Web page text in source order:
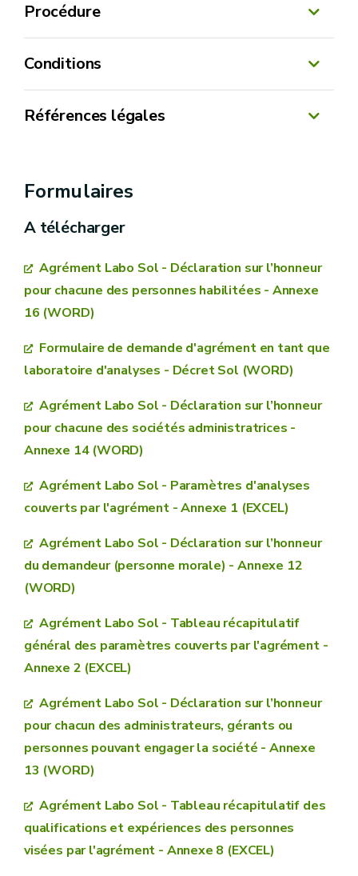
Procédure
La demande d’agrément
solsse fait en deux étapes:
La demande d'agrément
ENQUETE TECHNIQUE DE L’ISSEP
1. Demande d’enquête
C heck-list des annexes au formulaire
pour l'enquête technique de l'ISSeP
documents techniques demandés par
techniques à fournir à l'ISSeP en vue de l'enquête
technique
Conditions
contractuelle habilitée
la bonne application des règles en vigueur dans le
la bonne mise en œuvre du système de
à l’agrément
responsables de laboratoires
Références légales
et à l’assainissement des sols et ses
Arrêté du Gouvernement wallon du 06
l’assainissement des sols et ses modifications
Formulaires
A télécharger
Agrément Labo Sol - Déclaration sur l’honneur
pour chacune des personnes habilitées - Annexe
16 (WORD)
Formulaire de demande d'agrément en tant que
laboratoire d'analyses - Décret Sol (WORD)
Agrément Labo Sol - Déclaration sur l’honneur
pour chacune des sociétés administratrices -
Annexe 14 (WORD)
Agrément Labo Sol - Paramètres d'analyses
couverts par l'agrément - Annexe 1 (EXCEL)
Agrément Labo Sol - Déclaration sur l’honneur
du demandeur (personne morale) - Annexe 12
(WORD)
Agrément Labo Sol - Tableau récapitulatif
général des paramètres couverts par l'agrément -
Annexe 2 (EXCEL)
Agrément Labo Sol - Déclaration sur l’honneur
pour chacun des administrateurs, gérants ou
personnes pouvant engager la société - Annexe
13 (WORD)
Agrément Labo Sol - Tableau récapitulatif des
qualifications et expériences des personnes
visées par l'agrément - Annexe 8 (EXCEL)